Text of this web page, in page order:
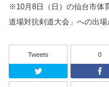
※10月8日（日）の仙台市体
道場対抗剣道大会」への出場
Tweets 0